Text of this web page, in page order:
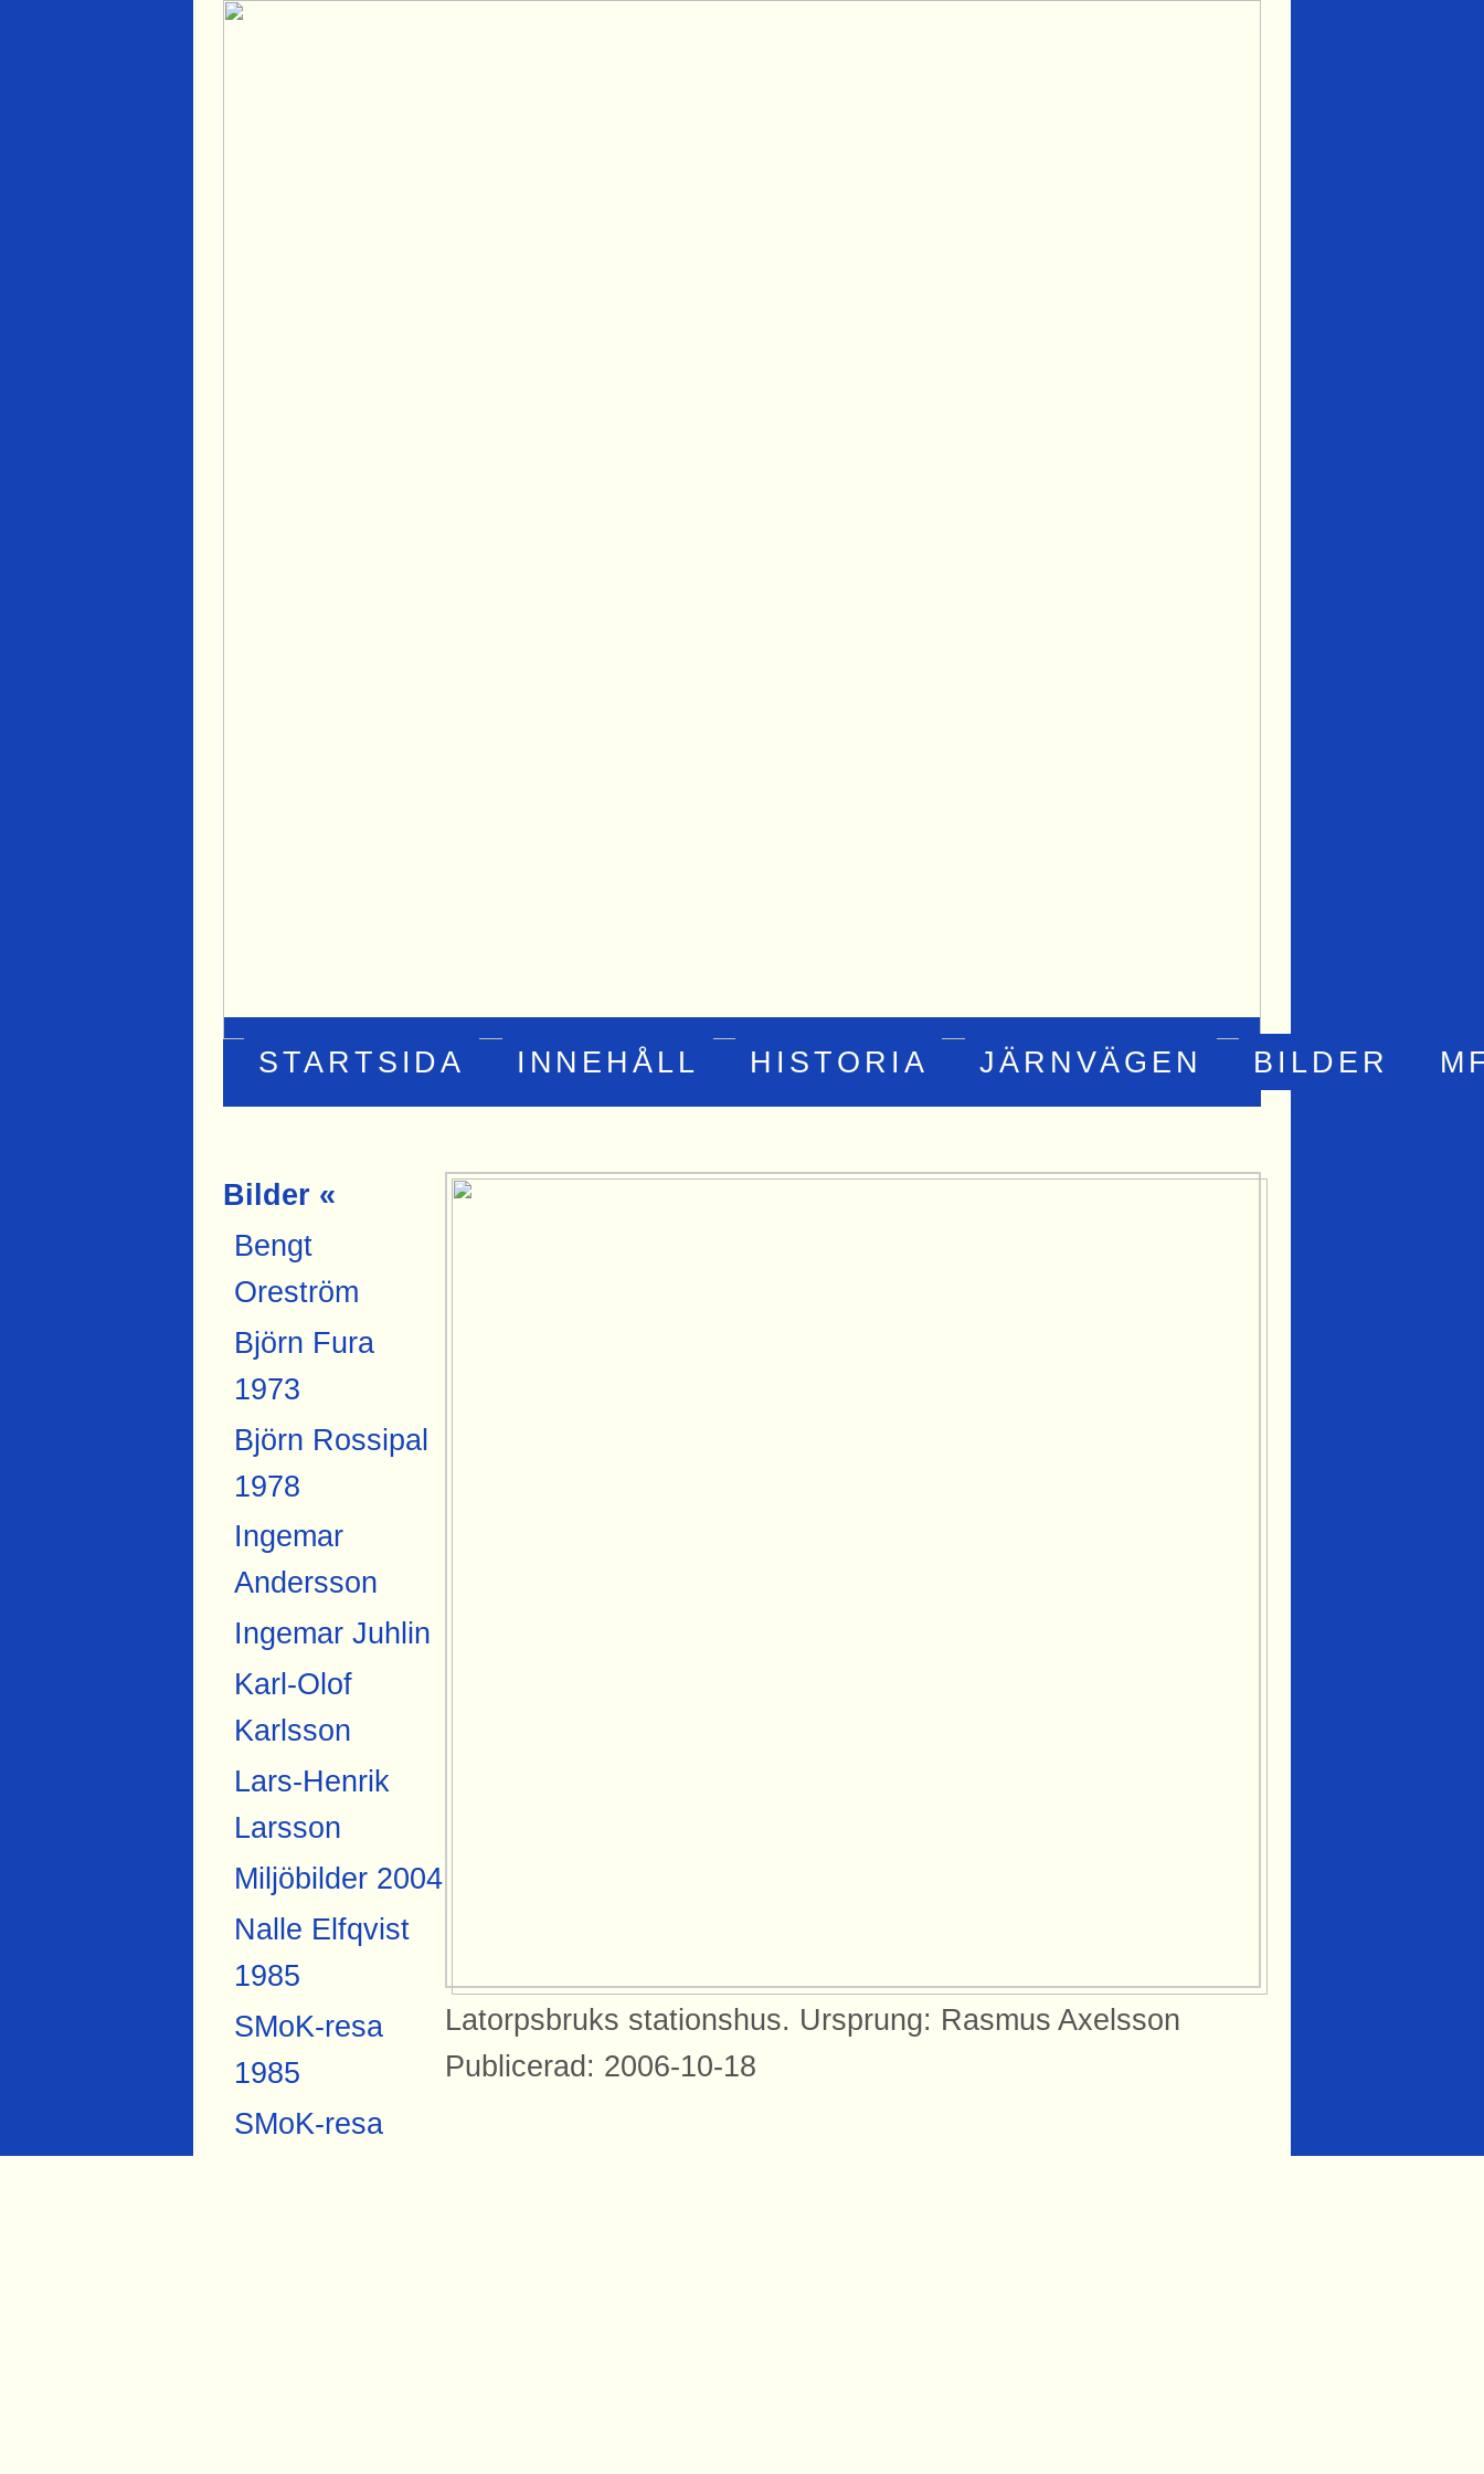
STARTSIDA INNEHÅLL HISTORIA JÄRNVÄGEN BILDER
Bilder «
Bengt
Oreström
Björn Fura
1973
Björn Rossipal
1978
Ingemar
Andersson
Ingemar Juhlin
Karl-Olof
Karlsson
Lars-Henrik
Larsson
Miljöbilder 2004
Nalle Elfqvist
1985
SMoK-resa
1985
SMoK-resa
Latorpsbruks stationshus. Ursprung: Rasmus Axelsson
Publicerad: 2006-10-18